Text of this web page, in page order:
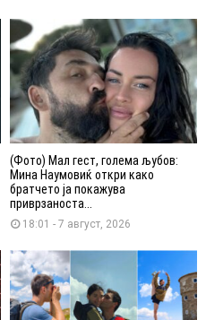
(Фото) Мал гест, голема љубов:
Мина Наумовиќ откри како
братчето ја покажува
приврзаноста...
18:01 - 7 август, 2026